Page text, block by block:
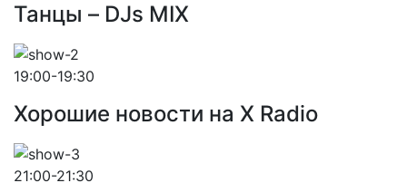
Танцы – DJs MIX
19:00-19:30
Хорошие новости на X Radio
21:00-21:30